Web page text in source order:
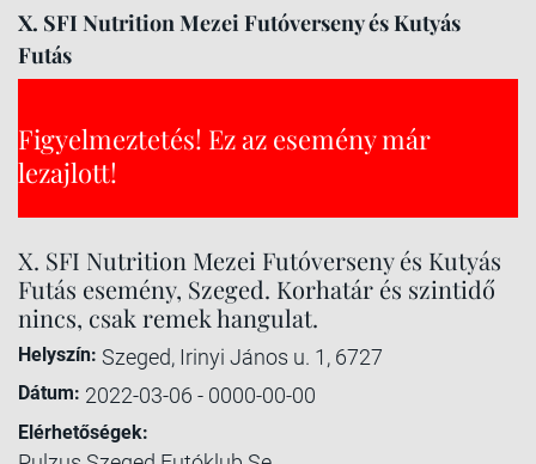
X. SFI Nutrition Mezei Futóverseny és Kutyás
Futás
Figyelmeztetés! Ez az esemény már
lezajlott!
X. SFI Nutrition Mezei Futóverseny és Kutyás
Futás esemény, Szeged. Korhatár és szintidő
nincs, csak remek hangulat.
Helyszín: Szeged, Irinyi János u. 1, 6727
Dátum: 2022-03-06 - 0000-00-00
Elérhetőségek: